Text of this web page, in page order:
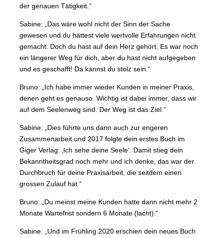
der genauen Tätigkeit.“
Sabine: „Das wäre wohl nicht der Sinn der Sache
gewesen und du hättest viele wertvolle Erfahrungen nicht
gemacht. Doch du hast auf dein Herz gehört. Es war noch
ein längerer Weg für dich, aber du hast nicht aufgegeben
und es geschafft! Da kannst du stolz sein.“
Bruno: „Ich habe immer wieder Kunden in meiner Praxis,
denen geht es genauso. Wichtig ist dabei immer, dass wir
auf dem Seelenweg sind. Der Weg ist das Ziel.“
Sabine: „Dies führte uns dann auch zur engeren
Zusammenarbeit und 2017 folgte dein erstes Buch im
Giger Verlag: ‚Ich sehe deine Seele‘. Damit stieg dein
Bekanntheitsgrad noch mehr und ich denke, das war der
Durchbruch für deine Praxisarbeit, die seitdem einen
grossen Zulauf hat.“
Bruno: „Du meinst meine Kunden hatte dann nicht mehr 2
Monate Wartefrist sondern 6 Monate (lacht).“
Sabine: „Und im Frühling 2020 erschien dein neues Buch